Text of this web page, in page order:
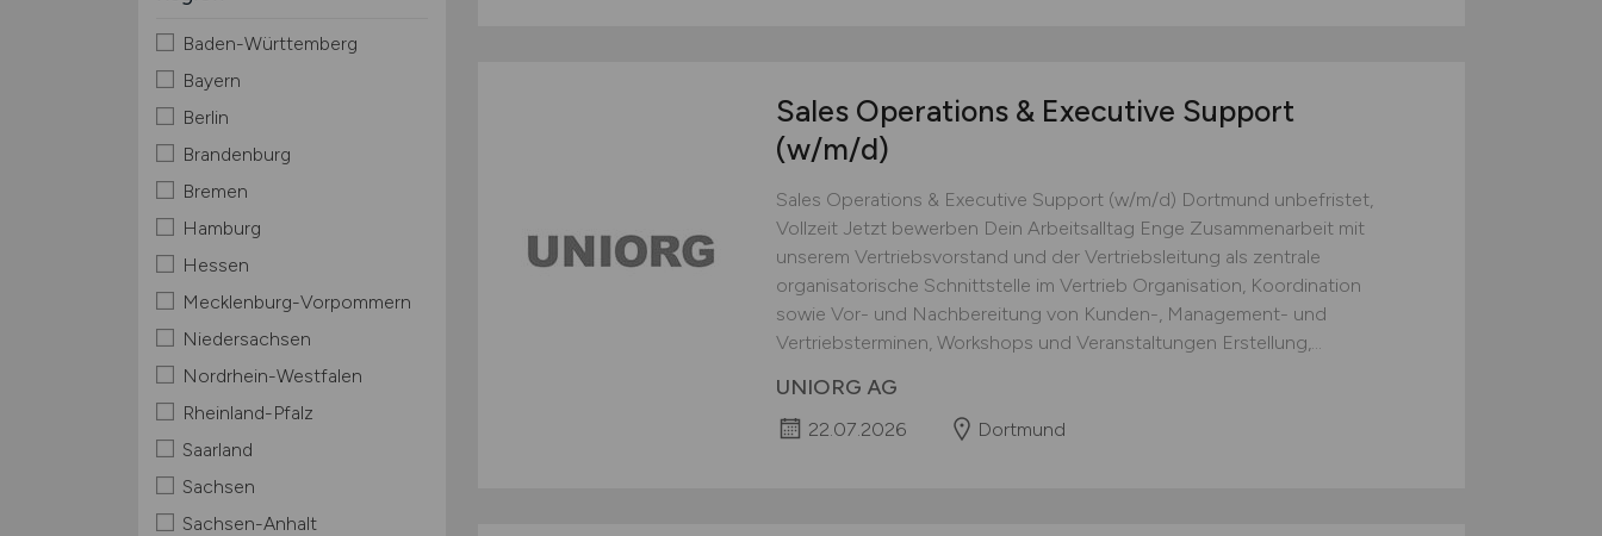
Baden-Württemberg
Bayern
Berlin
Brandenburg
Bremen
Hamburg
Hessen
Mecklenburg-Vorpommern
Niedersachsen
Nordrhein-Westfalen
Rheinland-Pfalz
Saarland
Sachsen
Sachsen-Anhalt
Sales Operations & Executive Support
(w/m/d)
Sales Operations & Executive Support (w/m/d) Dortmund unbefristet,
Vollzeit Jetzt bewerben Dein Arbeitsalltag Enge Zusammenarbeit mit
unserem Vertriebsvorstand und der Vertriebsleitung als zentrale
organisatorische Schnittstelle im Vertrieb Organisation, Koordination
sowie Vor- und Nachbereitung von Kunden-, Management- und
Vertriebsterminen, Workshops und Veranstaltungen Erstellung,...
UNIORG AG
22.07.2026 Dortmund